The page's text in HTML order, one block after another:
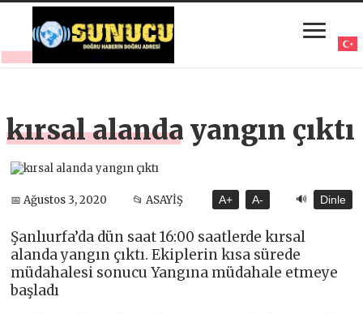
kırsal alanda yangın çıktı
📅 Ağustos 3, 2020 📂 ASAYİŞ A+ A- 🔊 Dinle
Şanlıurfa’da dün saat 16:00 saatlerde kırsal
alanda yangın çıktı. Ekiplerin kısa sürede
müdahalesi sonucu Yangına müdahale etmeye
başladı